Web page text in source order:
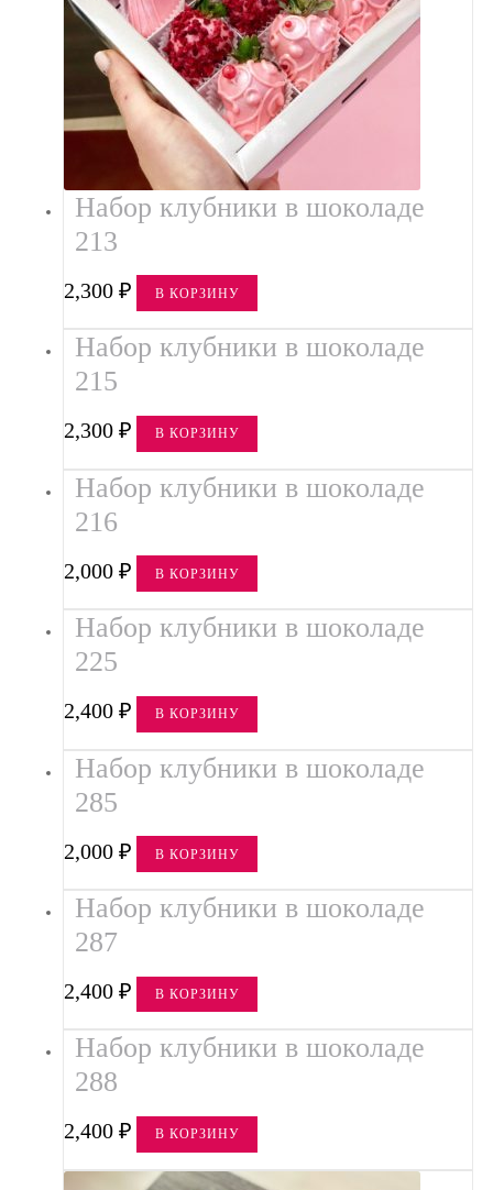
Набор клубники в шоколаде
213
2,300₽ В КОРЗИНУ
Набор клубники в шоколаде
215
2,300₽ В КОРЗИНУ
Набор клубники в шоколаде
216
2,000₽ В КОРЗИНУ
Набор клубники в шоколаде
225
2,400₽ В КОРЗИНУ
Набор клубники в шоколаде
285
2,000₽ В КОРЗИНУ
Набор клубники в шоколаде
287
2,400₽ В КОРЗИНУ
Набор клубники в шоколаде
288
2,400₽ В КОРЗИНУ